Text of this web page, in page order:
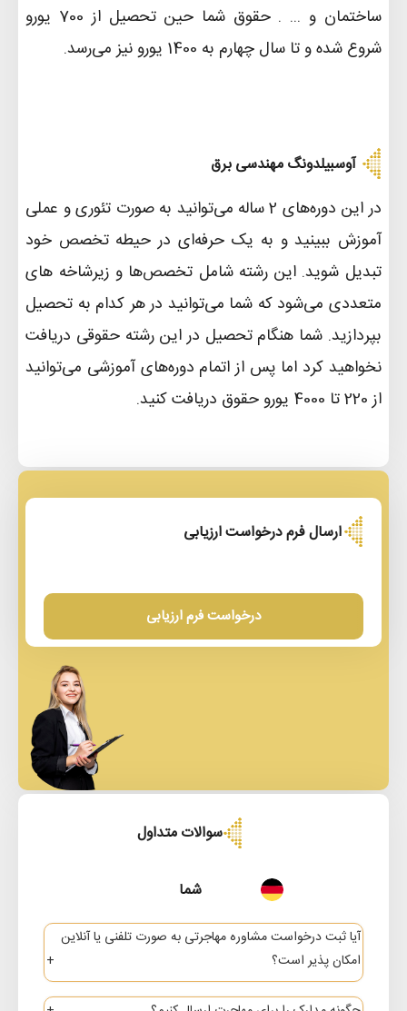
ساختمان و ... . حقوق شما حین تحصیل از 700 یورو
شروع شده و تا سال چهارم به 1400 یورو نیز می‌رسد
.
آوسبیلدونگ مهندسی برق
در این دوره‌های 2 ساله می‌توانید به صورت تئوری و عملی
آموزش ببینید و به یک حرفه‌ای در حیطه تخصص خود
تبدیل شوید. این رشته شامل تخصص‌ها و زیرشاخه ‌های
متعددی می‌شود که شما می‌توانید در هر کدام به تحصیل
بپردازید. شما هنگام تحصیل در این رشته حقوقی دریافت
نخواهید کرد اما پس از اتمام دوره‌های آموزشی می‌توانید
از 220 تا 4000 یورو حقوق دریافت کنید
.
ارسال فرم درخواست ارزیابی
درخواست فرم ارزیابی
سوالات متداول
شما
آیا ثبت درخواست مشاوره مهاجرتی به صورت تلفنی یا آنلاین
امکان پذیر است؟
بله؛ کارشناسان و مشاوران ما پاسخگوی شما هستند.